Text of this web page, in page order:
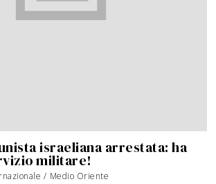
israeliana arrestata: ha
militare!
/ Medio Oriente